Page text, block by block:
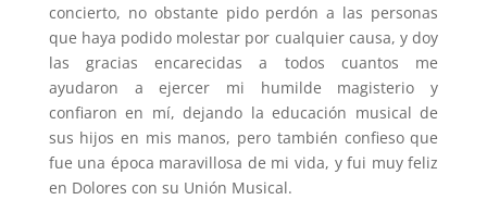
concierto, no obstante pido perdón a las personas
que haya podido molestar por cualquier causa, y doy
las gracias encarecidas a todos cuantos me
ayudaron a ejercer mi humilde magisterio y
confiaron en mí,­ dejando la educación musical de
sus hijos en mis manos, pero también confieso que
fue una época maravillosa de mi vida, y fui muy feliz
en Dolores con su Unión Musical.